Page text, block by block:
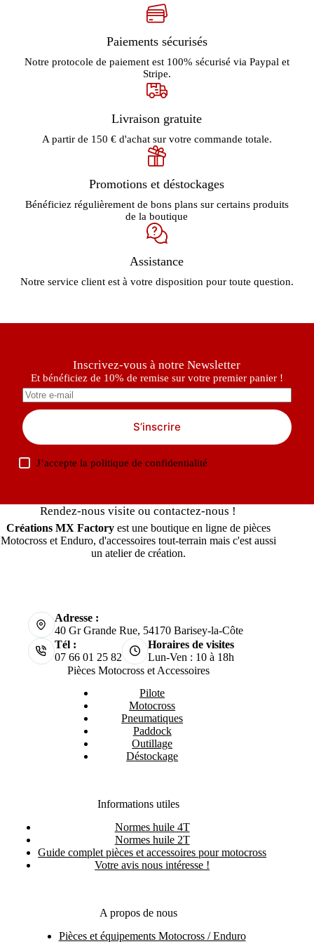
Paiements sécurisés
Notre protocole de paiement est 100% sécurisé via Paypal et
Stripe.
Livraison gratuite
A partir de 150 € d'achat sur votre commande totale.
Promotions et déstockages
Bénéficiez régulièrement de bons plans sur certains produits
de la boutique
Assistance
Notre service client est à votre disposition pour toute question.
Inscrivez-vous à notre Newsletter
Et bénéficiez de 10% de remise sur votre premier panier !
S’inscrire
J’accepte lapolitique de confidentialité
Rendez-nous visite ou contactez-nous !
Créations MX Factoryest une boutique en ligne de pièces
Motocross et Enduro, d'accessoires tout-terrain mais c'est aussi
un atelier de création.
Adresse :
40 Gr Grande Rue, 54170 Barisey-la-Côte
Tél :
07 66 01 25 82
Horaires de visites
Lun-Ven : 10 à 18h
Pièces Motocross et Accessoires
Pilote
Motocross
Pneumatiques
Paddock
Outillage
Déstockage
Informations utiles
Normes huile 4T
Normes huile 2T
Guide complet pièces et accessoires pour motocross
Votre avis nous intéresse !
A propos de nous
Pièces et équipements Motocross / Enduro